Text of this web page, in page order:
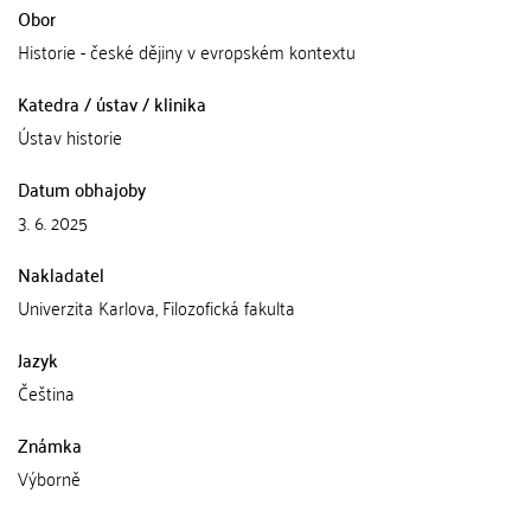
Obor
Historie - české dějiny v evropském kontextu
Katedra / ústav / klinika
Ústav historie
Datum obhajoby
3. 6. 2025
Nakladatel
Univerzita Karlova, Filozofická fakulta
Jazyk
Čeština
Známka
Výborně